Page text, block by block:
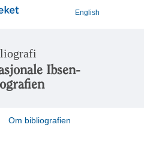
English
Ibsen-
Om bibliografien